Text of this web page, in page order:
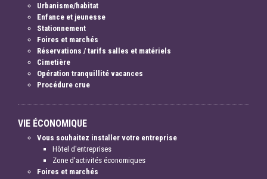
Urbanisme/habitat
Enfance et jeunesse
Stationnement
Foires et marchés
Réservations / tarifs salles et matériels
Cimetière
Opération tranquillité vacances
Procédure crue
VIE ÉCONOMIQUE
Vous souhaitez installer votre entreprise
Hôtel d'entreprises
Zone d'activités économiques
Foires et marchés